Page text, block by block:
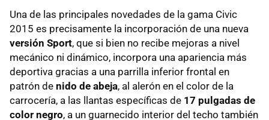
Una de las principales novedades de la gama Civic
2015 es precisamente la incorporación de una nueva
versión Sport, que si bien no recibe mejoras a nivel
mecánico ni dinámico, incorpora una apariencia más
deportiva gracias a una parrilla inferior frontal en
patrón de nido de abeja, al alerón en el color de la
carrocería, a las llantas específicas de 17 pulgadas de
color negro, a un guarnecido interior del techo también